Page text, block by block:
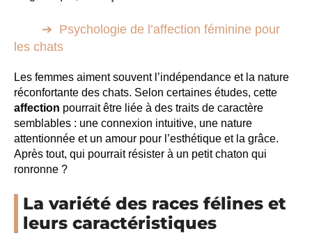
Psychologie de l’affection féminine pour
les chats
Les femmes aiment souvent l’indépendance et la nature
réconfortante des chats. Selon certaines études, cette
affection pourrait être liée à des traits de caractère
semblables : une connexion intuitive, une nature
attentionnée et un amour pour l’esthétique et la grâce.
Après tout, qui pourrait résister à un petit chaton qui
ronronne ?
La variété des races félines et
leurs caractéristiques